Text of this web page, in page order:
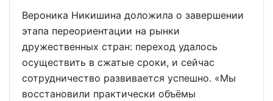
Вероника Никишина доложила о завершении
этапа переориентации на рынки
дружественных стран: переход удалось
осуществить в сжатые сроки, и сейчас
сотрудничество развивается успешно. «Мы
восстановили практически объёмы